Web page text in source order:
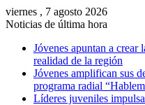
viernes , 7 agosto 2026
Noticias de última hora
Jóvenes apuntan a
realidad de la región
Jóvenes amplifican sus
programa radial
Líderes juveniles